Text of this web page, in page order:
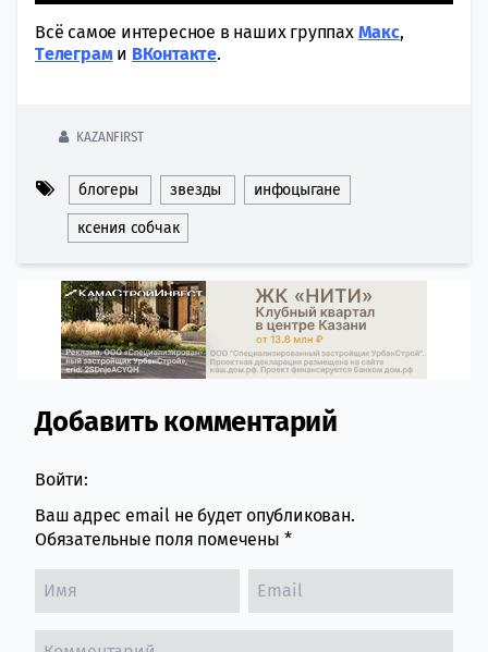
Всё самое интересное в наших группах Макс,
Tелеграми ВКонтакте.
KAZANFIRST
блогеры звезды инфоцыгане
ксения собчак
Comment section
Добавить комментарий
Войти:
Ваш адрес email не будет опубликован.
Обязательные поля помечены *